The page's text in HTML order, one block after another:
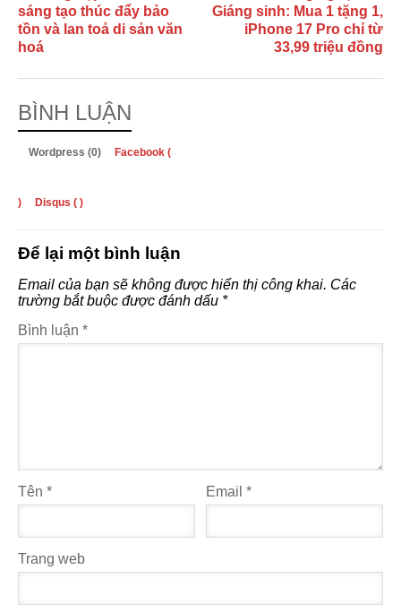
sáng tạo thúc đẩy bảo
tồn và lan toả di sản văn
hoá
Giáng sinh: Mua 1 tặng 1,
iPhone 17 Pro chỉ từ
33,99 triệu đồng
BÌNH LUẬN
Wordpress (0) Facebook (
) Disqus ( )
Để lại một bình luận
Email của bạn sẽ không được hiển thị công khai. Các
trường bắt buộc được đánh dấu *
Bình luận *
Tên * Email*
Trang web